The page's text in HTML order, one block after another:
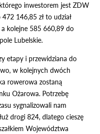
inwestorem jest ZDW
146,85 zł to udział
kolejne 585 660,89 do
Lubelskie.
etapy i przewidziana do
w kolejnych dwóch
rowerowa zostaną
Ożarowa. Potrzebę
sygnalizowali nam
drogi 824, dlatego cieszę
Województwa